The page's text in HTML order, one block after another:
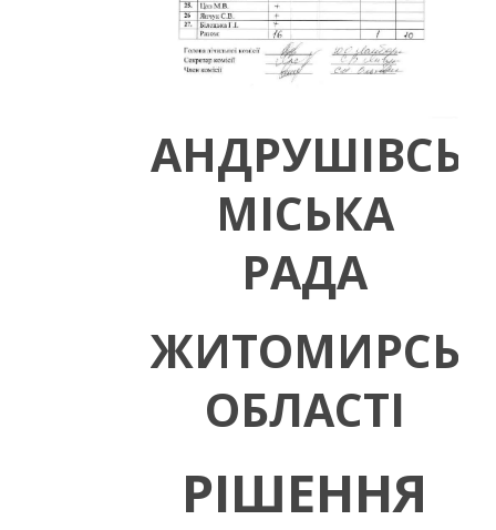
МІСЬКА
РАДА
ОБЛАСТІ
РІШЕННЯ